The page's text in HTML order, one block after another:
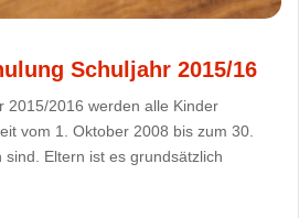
Schuljahr 2015/16
2015/2016 werden alle Kinder
vom 1. Oktober 2008 bis zum 30.
Eltern ist es grundsätzlich